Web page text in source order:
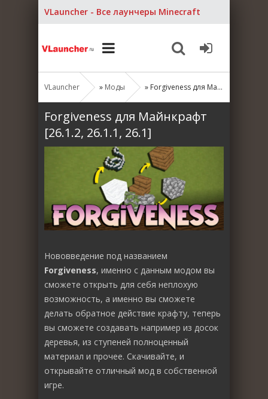
VLauncher - Все лаунчеры Minecraft
VLauncher » Моды » Forgiveness для Майнкрафт [26.1.2, 26.1.1, 26.1]
Forgiveness для Майнкрафт
[26.1.2, 26.1.1, 26.1]
Нововведение под названием
Forgiveness, именно с данным модом вы
сможете открыть для себя неплохую
возможность, а именно вы сможете
делать обратное действие крафту, теперь
вы сможете создавать например из досок
деревья, из ступеней полноценный
материал и прочее. Скачивайте, и
открывайте отличный мод в собственной
игре.